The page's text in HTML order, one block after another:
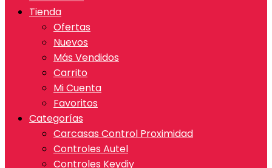
Tienda
Ofertas
Nuevos
Más Vendidos
Carrito
Mi Cuenta
Favoritos
Categorías
Carcasas Control Proximidad
Controles Autel
Controles Keydiy